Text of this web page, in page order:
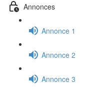
Annonces
Annonce 1
Annonce 2
Annonce 3